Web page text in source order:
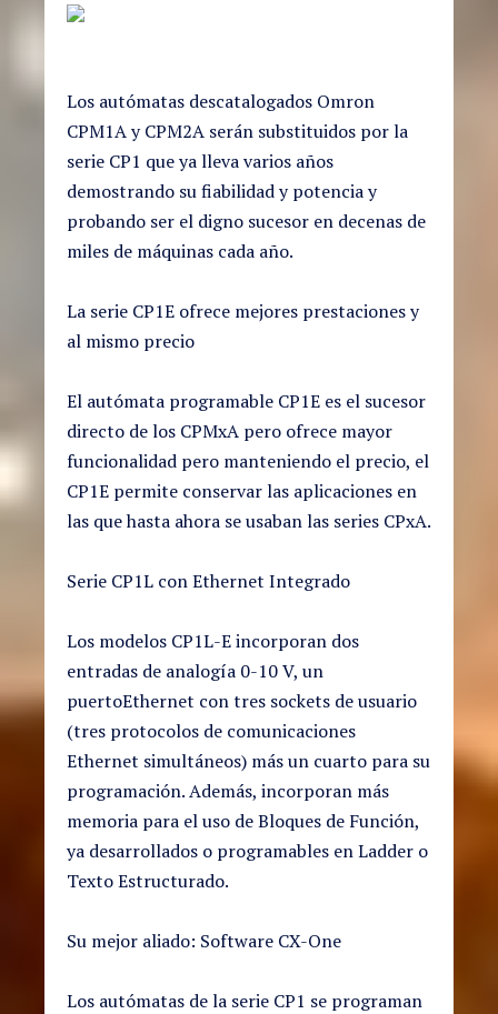
Los autómatas descatalogados Omron
CPM1A y CPM2A serán substituidos por la
serie CP1 que ya lleva varios años
demostrando su fiabilidad y potencia y
probando ser el digno sucesor en decenas de
miles de máquinas cada año.
La serie CP1E ofrece mejores prestaciones y
al mismo precio
El autómata programable CP1E es el sucesor
directo de los CPMxA pero ofrece mayor
funcionalidad pero manteniendo el precio, el
CP1E permite conservar las aplicaciones en
las que hasta ahora se usaban las series CPxA.
Serie CP1L con Ethernet Integrado
Los modelos CP1L-E incorporan dos
entradas de analogía 0-10 V, un
puertoEthernet con tres sockets de usuario
(tres protocolos de comunicaciones
Ethernet simultáneos) más un cuarto para su
programación. Además, incorporan más
memoria para el uso de Bloques de Función,
ya desarrollados o programables en Ladder o
Texto Estructurado.
Su mejor aliado: Software CX-One
Los autómatas de la serie CP1 se programan